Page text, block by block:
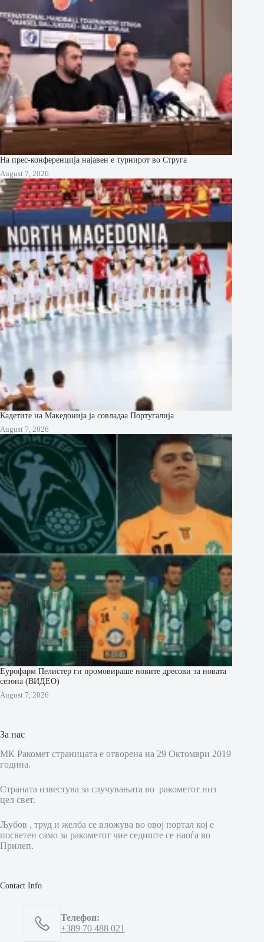
На прес-конференција најавен е турнирот во Струга
August 7, 2026
Кадетите на Македонија ја совладаа Португалија
August 7, 2026
Еурофарм Пелистер ги промовираше новите дресови за новата
сезона (ВИДЕО)
August 7, 2026
За нас
МК Ракомет страницата е отворена на 29 Октомври 2019
година.
Страната известува за случувањата во ракометот низ
цел свет.
Љубов , труд и желба се вложува во овој портал кој е
посветен само за ракометот чие седиште се наоѓа во
Прилеп.
Contact Info
Телефон:
+389 70 488 021